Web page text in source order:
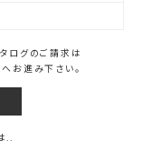
ログのご請求は
お進み下さい。
..